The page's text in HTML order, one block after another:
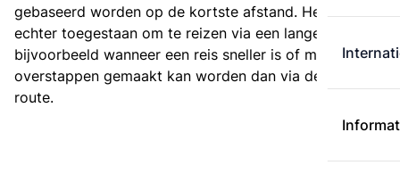
gebaseerd worden op de kortste afstand. Het is
echter toegestaan om te reizen via een langere route,
bijvoorbeeld wanneer een reis sneller is of met minder
overstappen gemaakt kan worden dan via de kortste
route.